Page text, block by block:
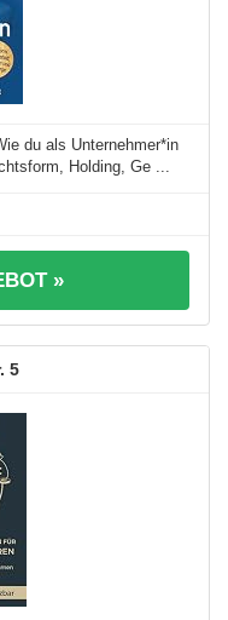
du als Unternehmer*in
Holding, Ge ...
»
5